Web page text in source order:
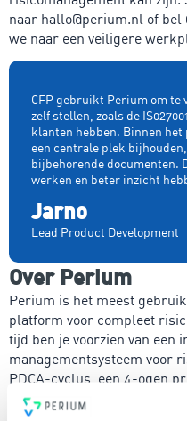
naar hallo@perium.nl of bel
we naar een veiligere
CFP gebruikt Perium om te
zelf stellen, zoals de
klanten hebben. Binnen
een centrale plek
bijbehorende documenten.
werken en beter inzicht
Jarno
Lead Product Development
Over Perium
Perium is het meest
platform voor compleet
tijd ben je voorzien van een
managementsysteem voor
PDCA-cyclus, een 4-ogen
Voldoe vanaf nu aan de